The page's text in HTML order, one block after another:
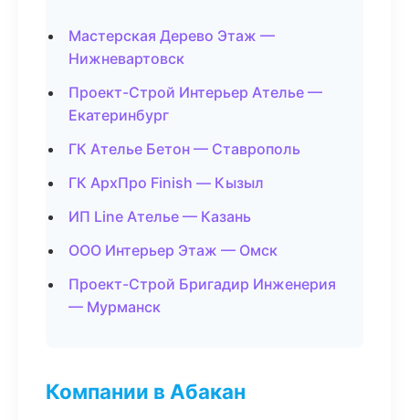
Мастерская Дерево Этаж —
Нижневартовск
Проект-Строй Интерьер Ателье —
Екатеринбург
ГК Ателье Бетон — Ставрополь
ГК АрхПро Finish — Кызыл
ИП Line Ателье — Казань
ООО Интерьер Этаж — Омск
Проект-Строй Бригадир Инженерия
— Мурманск
Компании в Абакан